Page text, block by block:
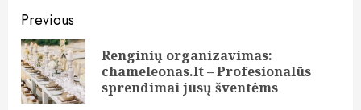
Continue
Reading
Previous
Renginių organizavimas:
chameleonas.lt – Profesionalūs
sprendimai jūsų šventėms